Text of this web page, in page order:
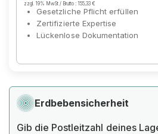
zzgl. 19% MwSt / Brutto :155,33 €
Gesetzliche Pflicht erfüllen
Zertifizierte Expertise
Lückenlose Dokumentation
Erdbebensicherheit
Gib die Postleitzahl deines